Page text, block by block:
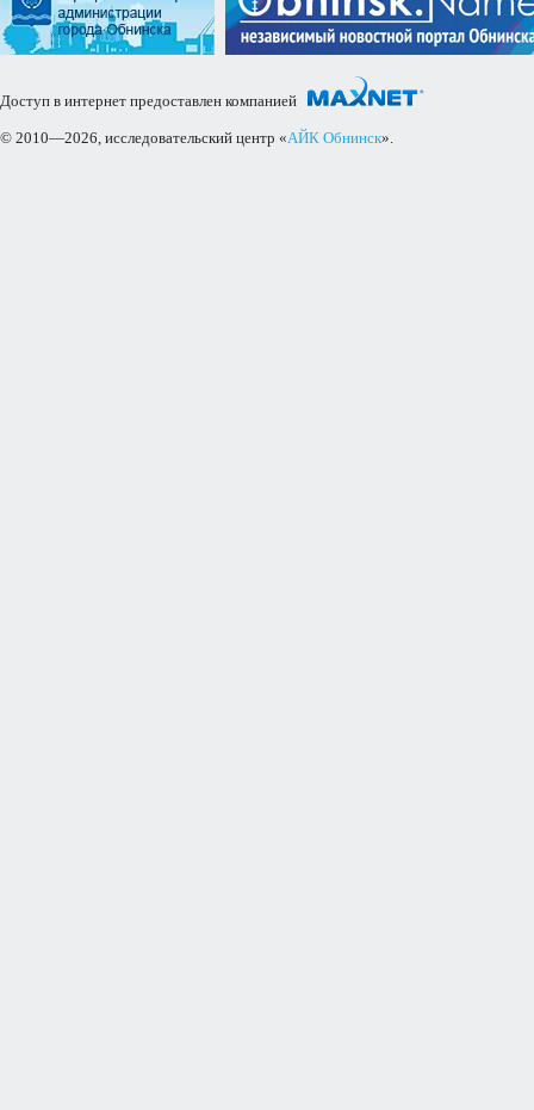
Доступ в интернет предоставлен компанией
© 2010—2026, исследовательский центр «АЙК Обнинск».